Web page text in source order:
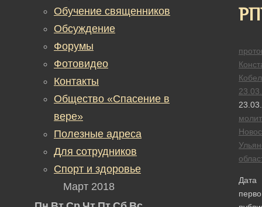
Дата
Обучение священников
Обсуждение
Форумы
Фотовидео
Контакты
Общество «Спасение в
вере»
Полезные адреса
Для сотрудников
Спорт и здоровье
Март 2018